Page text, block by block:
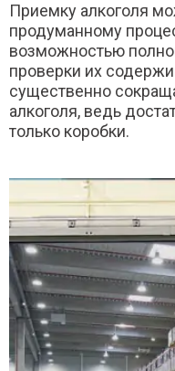
Приемку алкоголя
продуманному
возможностью
проверки их
существенно
алкоголя, ведь
только коробки.